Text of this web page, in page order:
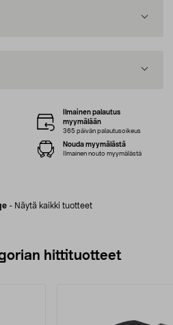
- Näytä kaikki tuotteet
Ilmainen palautus
myymälään
365 päivän palautusoikeus
Nouda myymälästä
Ilmainen nouto myymälästä
hittituotteet